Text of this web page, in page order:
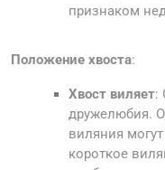
признаком
Положение хвоста:
Хвост виляет:
дружелюбия.
виляния
короткое